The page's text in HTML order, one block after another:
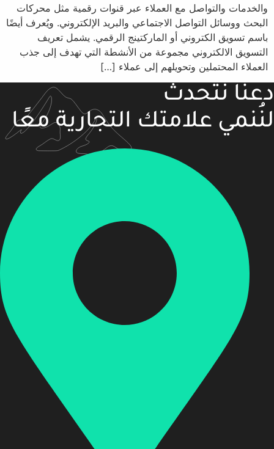
والخدمات والتواصل مع العملاء عبر قنوات رقمية مثل محركات
البحث ووسائل التواصل الاجتماعي والبريد الإلكتروني. ويُعرف أيضًا
باسم تسويق الكتروني أو الماركتينج الرقمي. يشمل تعريف
التسويق الالكتروني مجموعة من الأنشطة التي تهدف إلى جذب
العملاء المحتملين وتحويلهم إلى عملاء […]
دعنا نتحدث
لنُنمي علامتك التجارية معًا